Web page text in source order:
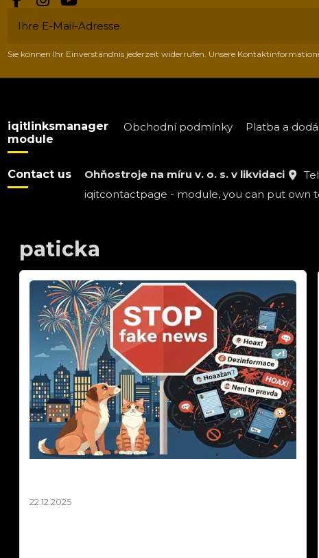
Sie können Ihr Einverständnis jederzeit widerrufen. Unsere
iqitlinksmanager
module
Obchodní podmínky Platba a
Contact us Ohňostroje na míru v. o. s. v likvidaci
iqitcontactpage - module, you can put own
paticka
22.12.2025